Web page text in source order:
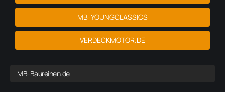
MB-YOUNGCLASSICS
VERDECKMOTOR.DE
MB-Baureihen.de